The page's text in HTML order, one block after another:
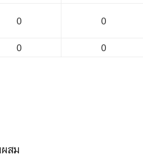
0 0
0 0
สม